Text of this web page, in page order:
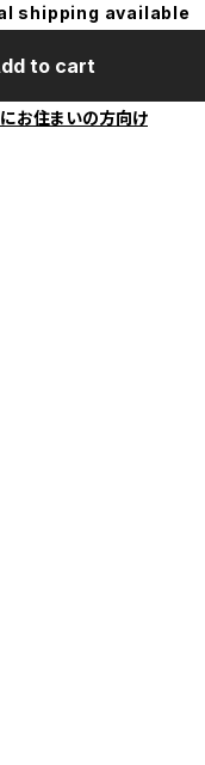
shipping available
to cart
お住まいの方向け